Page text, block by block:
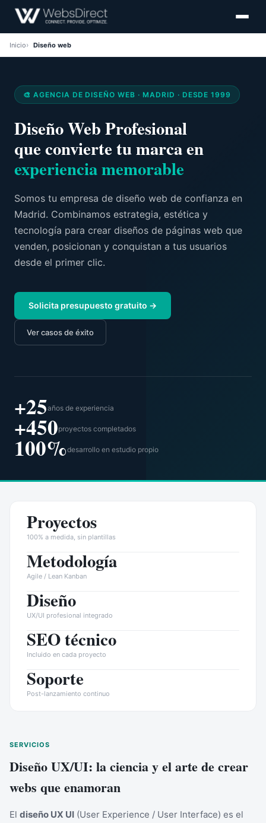
Inicio Diseño web
🎨 AGENCIA DE DISEÑO WEB · MADRID · DESDE 1999
Diseño Web Profesional
que convierte tu marca en
experiencia memorable
Somos tu empresa de diseño web de confianza en
Madrid. Combinamos estrategia, estética y
tecnología para crear diseños de páginas web que
venden, posicionan y conquistan a tus usuarios
desde el primer clic.
Solicita presupuesto gratuito →
Ver casos de éxito
+25años de experiencia
+450proyectos completados
100%desarrollo en estudio propio
Proyectos
100% a medida, sin plantillas
Metodología
Agile / Lean Kanban
Diseño
UX/UI profesional integrado
SEO técnico
Incluido en cada proyecto
Soporte
Post-lanzamiento continuo
SERVICIOS
Diseño UX/UI: la ciencia y el arte de crear
webs que enamoran
El diseño UX UI (User Experience / User Interface) es el